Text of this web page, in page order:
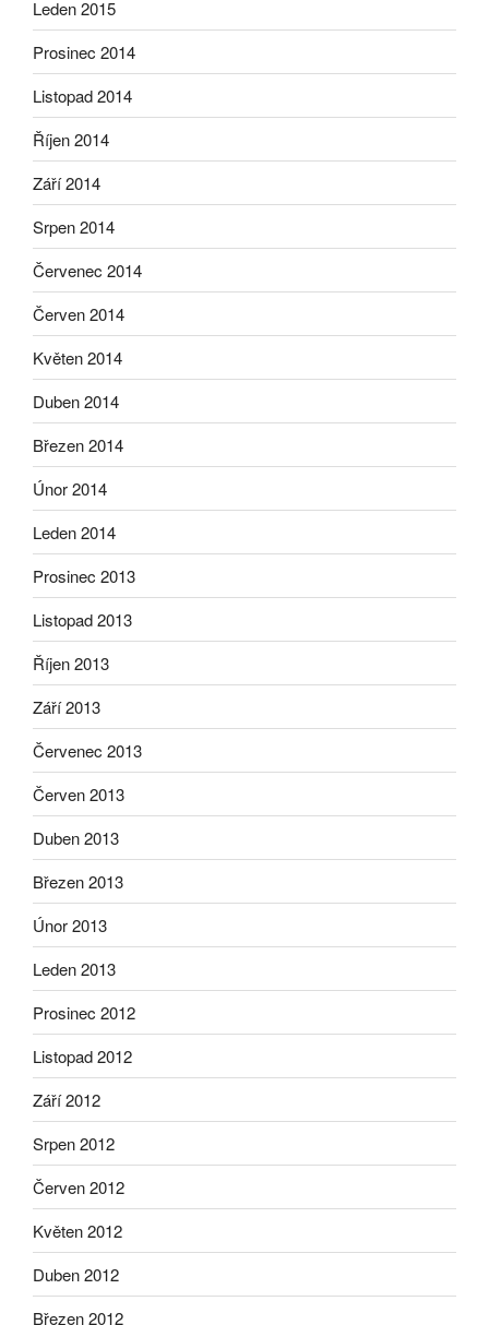
Leden 2015
Prosinec 2014
Listopad 2014
Říjen 2014
Září 2014
Srpen 2014
Červenec 2014
Červen 2014
Květen 2014
Duben 2014
Březen 2014
Únor 2014
Leden 2014
Prosinec 2013
Listopad 2013
Říjen 2013
Září 2013
Červenec 2013
Červen 2013
Duben 2013
Březen 2013
Únor 2013
Leden 2013
Prosinec 2012
Listopad 2012
Září 2012
Srpen 2012
Červen 2012
Květen 2012
Duben 2012
Březen 2012